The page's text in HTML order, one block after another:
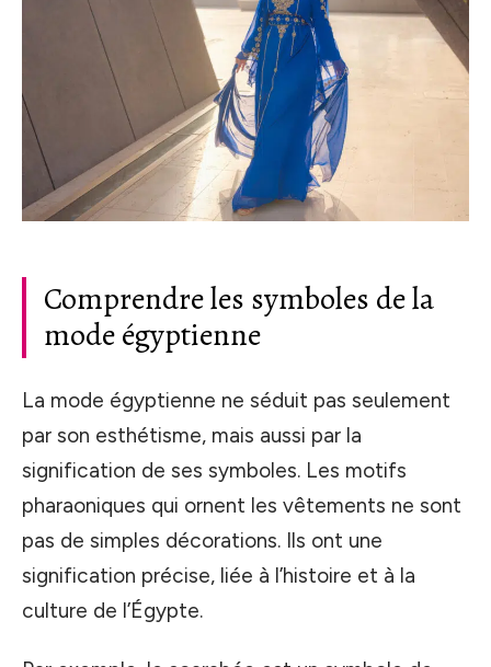
Comprendre les symboles de la
mode égyptienne
La mode égyptienne ne séduit pas seulement
par son esthétisme, mais aussi par la
signification de ses symboles. Les motifs
pharaoniques qui ornent les vêtements ne sont
pas de simples décorations. Ils ont une
signification précise, liée à l’histoire et à la
culture de l’Égypte.